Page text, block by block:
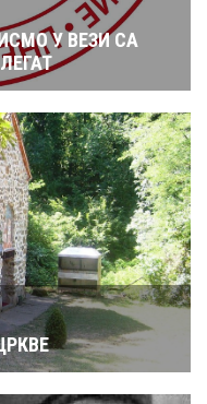
У ВЕЗИ СА